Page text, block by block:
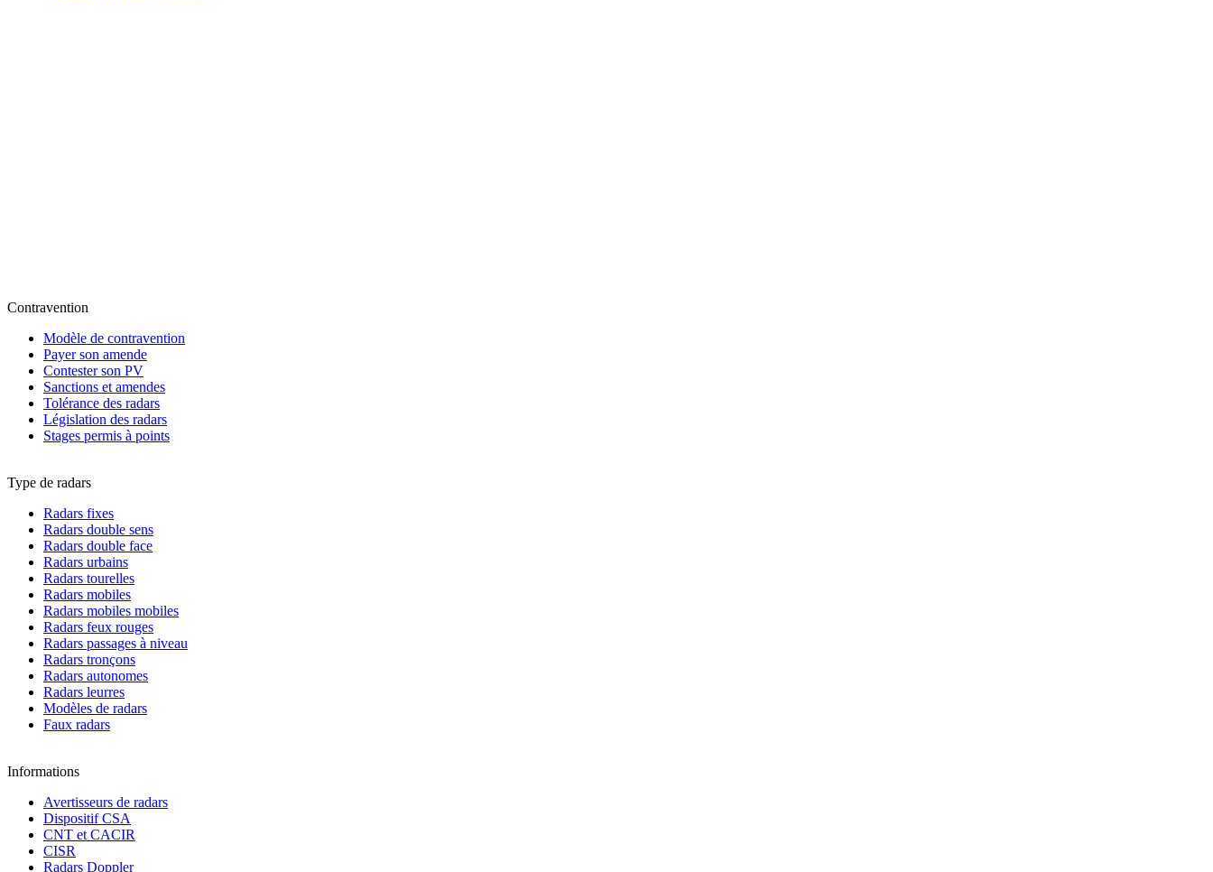
Contravention
Modèle de contravention
Payer son amende
Contester son PV
Sanctions et amendes
Tolérance des radars
Législation des radars
Stages permis à points
Type de radars
Radars fixes
Radars double sens
Radars double face
Radars urbains
Radars tourelles
Radars mobiles
Radars mobiles mobiles
Radars feux rouges
Radars passages à niveau
Radars tronçons
Radars autonomes
Radars leurres
Modèles de radars
Faux radars
Informations
Avertisseurs de radars
Dispositif CSA
CNT et CACIR
CISR
Radars Doppler